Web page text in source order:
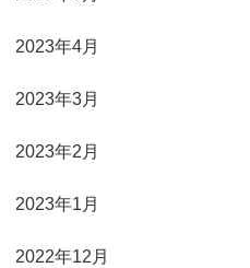
2023年4月
2023年3月
2023年2月
2023年1月
2022年12月